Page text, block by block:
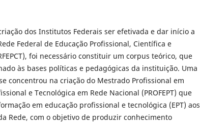
dos Institutos Federais ser efetivada e dar início a
Federal de Educação Profissional, Científica e
foi necessário constituir um corpus teórico, que
às bases políticas e pedagógicas da instituição. Uma
concentrou na criação do Mestrado Profissional em
e Tecnológica em Rede Nacional (PROFEPT) que
em educação profissional e tecnológica (EPT) aos
Rede, com o objetivo de produzir conhecimento